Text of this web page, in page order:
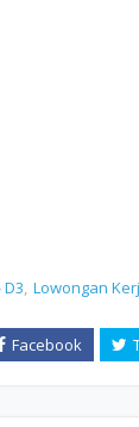
D3 Lowongan